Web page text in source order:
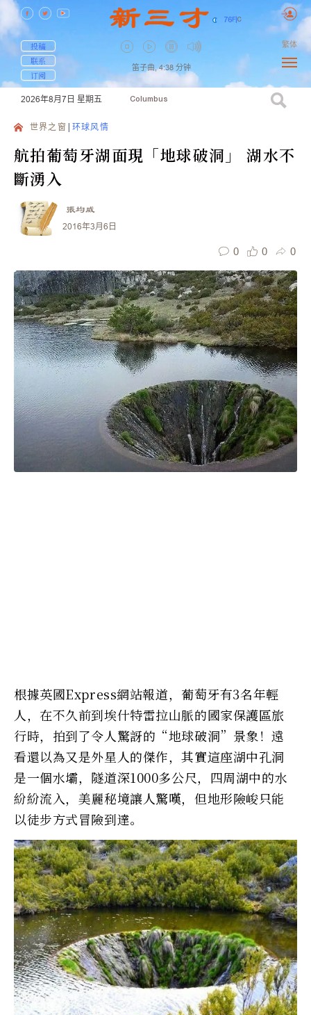
76F| C
投稿
联系
订阅
笛子曲, 4:38 分钟
繁体
2026年8月7日 星期五 Columbus
世界之窗 环球风情
航拍葡萄牙湖面現「地球破洞」 湖水不
斷湧入
張均威
2016年3月6日
0 0 0
根據英國Express網站報道，葡萄牙有3名年輕
人，在不久前到埃什特雷拉山脈的國家保護區旅
行時，拍到了令人驚訝的“地球破洞”景象！遠
看還以為又是外星人的傑作，其實這座湖中孔洞
是一個水壩，隧道深1000多公尺，四周湖中的水
紛紛流入，美麗秘境讓人驚嘆，但地形險峻只能
以徒步方式冒險到達。